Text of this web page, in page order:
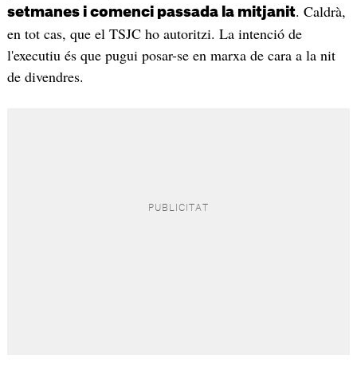
setmanes i comenci passada la mitjanit. Caldrà,
en tot cas, que el TSJC ho autoritzi. La intenció de
l'executiu és que pugui posar-se en marxa de cara a la nit
de divendres.